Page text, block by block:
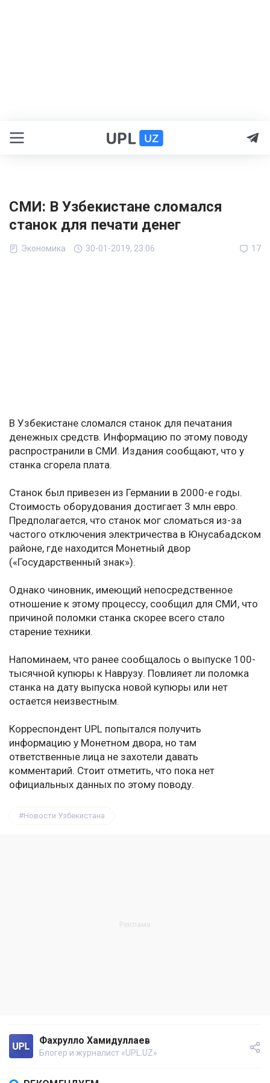
СМИ: В Узбекистане сломался
станок для печати денег
Экономика 30-01-2019, 23:06 17
В Узбекистане сломался станок для печатания
денежных средств. Информацию по этому поводу
распространили в СМИ. Издания сообщают, что у
станка сгорела плата.
Станок был привезен из Германии в 2000-е годы.
Стоимость оборудования достигает 3 млн евро.
Предполагается, что станок мог сломаться из-за
частого отключения электричества в Юнусабадском
районе, где находится Монетный двор
(«Государственный знак»).
Однако чиновник, имеющий непосредственное
отношение к этому процессу, сообщил для СМИ, что
причиной поломки станка скорее всего стало
старение техники.
Напоминаем, что ранее сообщалось о выпуске 100-
тысячной купюры к Наврузу. Повлияет ли поломка
станка на дату выпуска новой купюры или нет
остается неизвестным.
Корреспондент UPL попытался получить
информацию у Монетном двора, но там
ответственные лица не захотели давать
комментарий. Стоит отметить, что пока нет
официальных данных по этому поводу.
Новости Узбекистана
Фахрулло Хамидуллаев
Блогер и журналист «UPL.UZ»